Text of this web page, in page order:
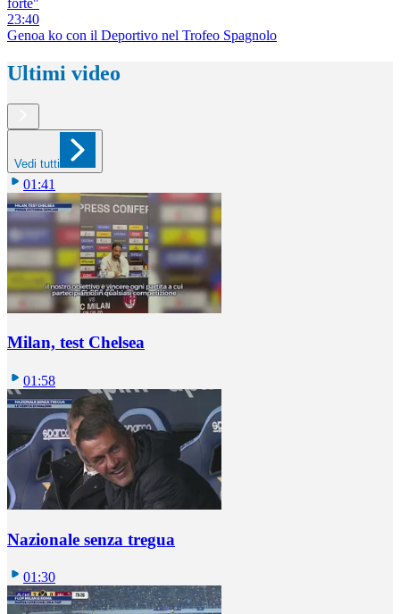
23:40
Genoa ko con il Deportivo nel Trofeo Spagnolo
Ultimi video
Vedi tutti
01:41
Milan, test Chelsea
01:58
Nazionale senza tregua
01:30